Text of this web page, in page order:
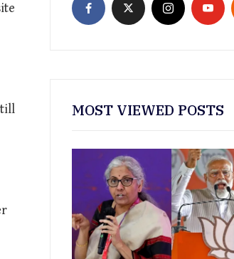
till
MOST VIEWED POSTS